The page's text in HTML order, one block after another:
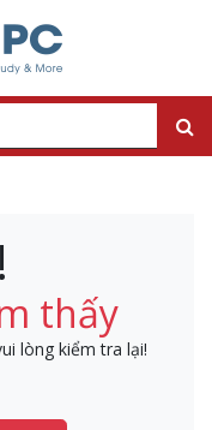
thấy
lòng kiểm tra lại!